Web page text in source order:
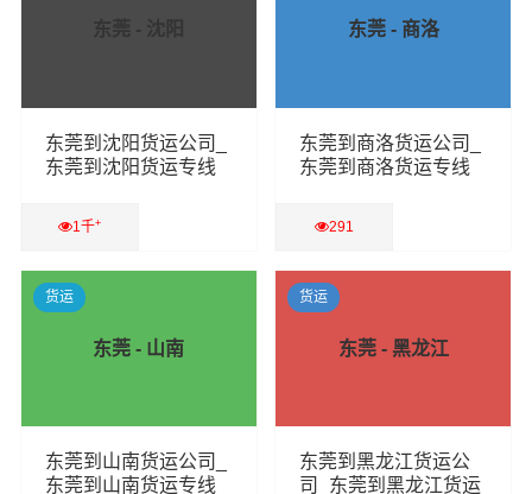
东莞 - 沈阳
东莞到沈阳货运公司_
东莞到沈阳货运专线
1千+
查看详细
东莞 - 商洛
东莞到商洛货运公司_
东莞到商洛货运专线
291
查看详细
东莞 - 山南
东莞到山南货运公司_
东莞到山南货运专线
货运
东莞 - 黑龙江
东莞到黑龙江货运公
司_东莞到黑龙江货运
货运